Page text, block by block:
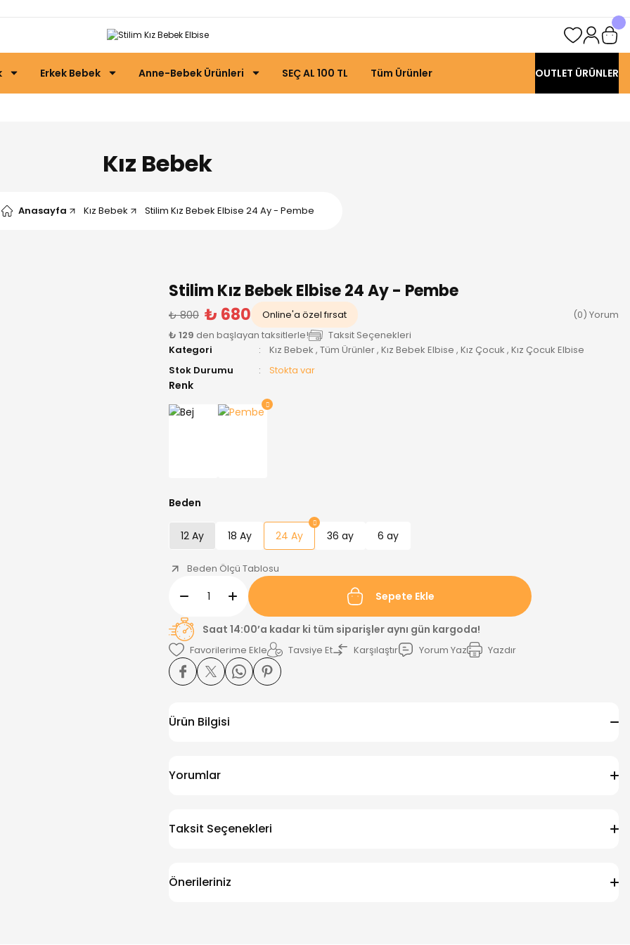
Erkek Bebek Anne-Bebek Ürünleri SEÇ AL 100 TL Tüm Ürünler OUTLET ÜRÜNLER
Kız Bebek
Anasayfa Kız Bebek Stilim Kız Bebek Elbise 24 Ay - Pembe
Stilim Kız Bebek Elbise 24 Ay - Pembe
₺ 800 ₺ 680 Online'a özel fırsat
(0) Yorum
₺ 129 den başlayan taksitlerle!
Taksit Seçenekleri
Kategori
Kız Bebek , Tüm Ürünler, Kız Bebek Elbise , Kız Çocuk , Kız Çocuk Elbise
Stok Durumu
Stokta var
Renk
Beden
12 Ay 18 Ay 24 Ay 36 ay 6 ay
Beden Ölçü Tablosu
Sepete Ekle
Saat 14:00’a kadar ki tüm siparişler aynı gün kargoda!
Tavsiye Et Karşılaştır Yorum Yaz Yazdır
Ürün Bilgisi
Yorumlar
Taksit Seçenekleri
Önerileriniz